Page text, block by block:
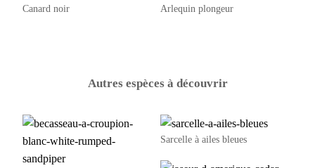
Canard noir Arlequin plongeur
Autres espèces à découvrir
Sarcelle à ailes bleues